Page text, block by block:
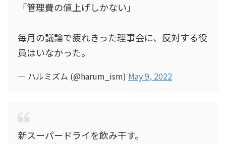
「管理費の値上げしかない」
毎月の議論で疲れきった理事会に、反対する役
員はいなかった。
— ハルミズム (@harum_ism) May 9, 2022
新スーパードライを飲み干す。